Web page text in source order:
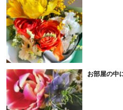
お部屋の中